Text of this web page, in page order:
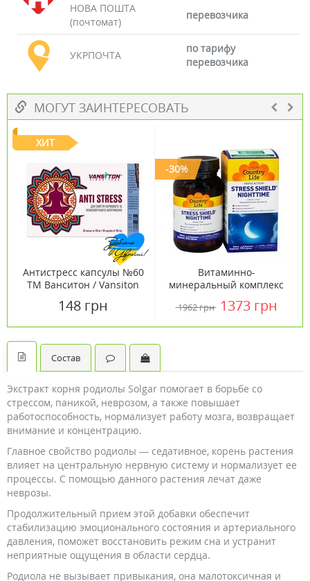
НОВА ПОШТА
(почтомат)
перевозчика
УКРПОЧТА
по тарифу
перевозчика
МОГУТ ЗАИНТЕРЕСОВАТЬ
ХИТ
Антистресс капсулы №60
ТМ Ванситон / Vansiton
148 грн
-30%
Витаминно-
минеральный комплекс
60 капсул ТМ Кантри
1962 грн 1373 грн
Состав
Экстракт корня родиолы Solgar помогает в борьбе со
стрессом, паникой, неврозом, а также повышает
работоспособность, нормализует работу мозга, возвращает
внимание и концентрацию.
Главное свойство родиолы — седативное, корень растения
влияет на центральную нервную систему и нормализует ее
процессы. С помощью данного растения лечат даже
неврозы.
Продолжительный прием этой добавки обеспечит
стабилизацию эмоционального состояния и артериального
давления, поможет восстановить режим сна и устранит
неприятные ощущения в области сердца.
Родиола не вызывает привыкания, она малотоксичная и